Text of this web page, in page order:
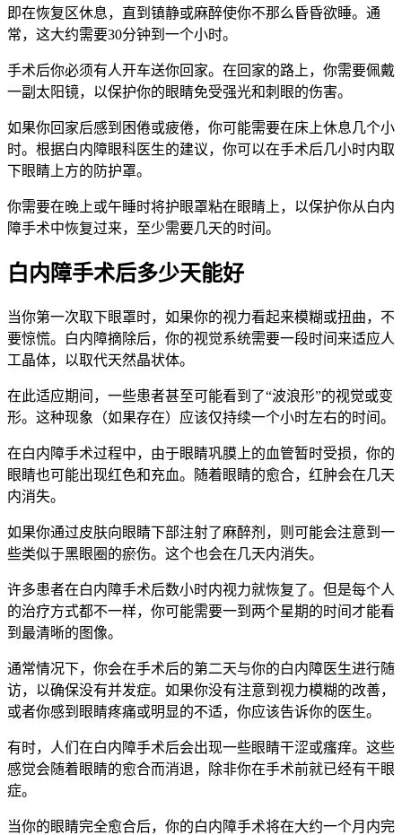
即在恢复区休息，直到镇静或麻醉使你不那么昏昏欲睡。通
常，这大约需要30分钟到一个小时。
手术后你必须有人开车送你回家。在回家的路上，你需要佩戴
一副太阳镜，以保护你的眼睛免受强光和刺眼的伤害。
如果你回家后感到困倦或疲倦，你可能需要在床上休息几个小
时。根据白内障眼科医生的建议，你可以在手术后几小时内取
下眼睛上方的防护罩。
你需要在晚上或午睡时将护眼罩粘在眼睛上，以保护你从白内
障手术中恢复过来，至少需要几天的时间。
白内障手术后多少天能好
当你第一次取下眼罩时，如果你的视力看起来模糊或扭曲，不
要惊慌。白内障摘除后，你的视觉系统需要一段时间来适应人
工晶体，以取代天然晶状体。
在此适应期间，一些患者甚至可能看到了“波浪形”的视觉或变
形。这种现象（如果存在）应该仅持续一个小时左右的时间。
在白内障手术过程中，由于眼睛巩膜上的血管暂时受损，你的
眼睛也可能出现红色和充血。随着眼睛的愈合，红肿会在几天
内消失。
如果你通过皮肤向眼睛下部注射了麻醉剂，则可能会注意到一
些类似于黑眼圈的瘀伤。这个也会在几天内消失。
许多患者在白内障手术后数小时内视力就恢复了。但是每个人
的治疗方式都不一样，你可能需要一到两个星期的时间才能看
到最清晰的图像。
通常情况下，你会在手术后的第二天与你的白内障医生进行随
访，以确保没有并发症。如果你没有注意到视力模糊的改善，
或者你感到眼睛疼痛或明显的不适，你应该告诉你的医生。
有时，人们在白内障手术后会出现一些眼睛干涩或瘙痒。这些
感觉会随着眼睛的愈合而消退，除非你在手术前就已经有干眼
症。
当你的眼睛完全愈合后，你的白内障手术将在大约一个月内完